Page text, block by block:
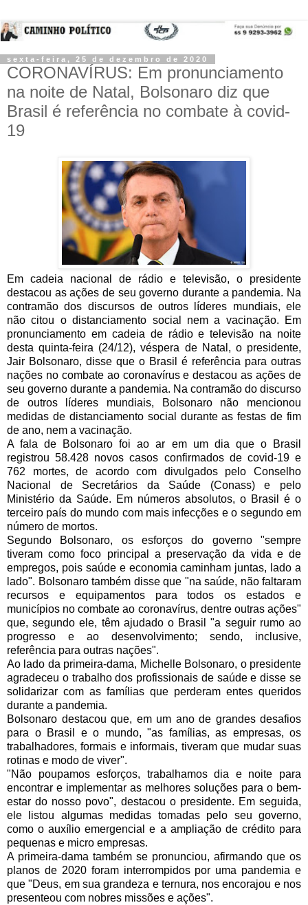
sexta-feira, 25 de dezembro de 2020
CORONAVÍRUS: Em pronunciamento
na noite de Natal, Bolsonaro diz que
Brasil é referência no combate à covid-
19
Em cadeia nacional de rádio e televisão, o presidente
destacou as ações de seu governo durante a pandemia. Na
contramão dos discursos de outros líderes mundiais, ele
não citou o distanciamento social nem a vacinação. Em
pronunciamento em cadeia de rádio e televisão na noite
desta quinta-feira (24/12), véspera de Natal, o presidente,
Jair Bolsonaro, disse que o Brasil é referência para outras
nações no combate ao coronavírus e destacou as ações de
seu governo durante a pandemia. Na contramão do discurso
de outros líderes mundiais, Bolsonaro não mencionou
medidas de distanciamento social durante as festas de fim
de ano, nem a vacinação.
A fala de Bolsonaro foi ao ar em um dia que o Brasil
registrou 58.428 novos casos confirmados de covid-19 e
762 mortes, de acordo com divulgados pelo Conselho
Nacional de Secretários da Saúde (Conass) e pelo
Ministério da Saúde. Em números absolutos, o Brasil é o
terceiro país do mundo com mais infecções e o segundo em
número de mortos.
Segundo Bolsonaro, os esforços do governo "sempre
tiveram como foco principal a preservação da vida e de
empregos, pois saúde e economia caminham juntas, lado a
lado". Bolsonaro também disse que "na saúde, não faltaram
recursos e equipamentos para todos os estados e
municípios no combate ao coronavírus, dentre outras ações"
que, segundo ele, têm ajudado o Brasil "a seguir rumo ao
progresso e ao desenvolvimento; sendo, inclusive,
referência para outras nações".
Ao lado da primeira-dama, Michelle Bolsonaro, o presidente
agradeceu o trabalho dos profissionais de saúde e disse se
solidarizar com as famílias que perderam entes queridos
durante a pandemia.
Bolsonaro destacou que, em um ano de grandes desafios
para o Brasil e o mundo, "as famílias, as empresas, os
trabalhadores, formais e informais, tiveram que mudar suas
rotinas e modo de viver".
"Não poupamos esforços, trabalhamos dia e noite para
encontrar e implementar as melhores soluções para o bem-
estar do nosso povo", destacou o presidente. Em seguida,
ele listou algumas medidas tomadas pelo seu governo,
como o auxílio emergencial e a ampliação de crédito para
pequenas e micro empresas.
A primeira-dama também se pronunciou, afirmando que os
planos de 2020 foram interrompidos por uma pandemia e
que "Deus, em sua grandeza e ternura, nos encorajou e nos
presenteou com nobres missões e ações".